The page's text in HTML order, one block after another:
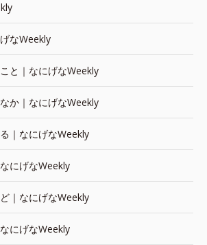
なWeekly
と｜なにげなWeekly
か｜なにげなWeekly
｜なにげなWeekly
にげなWeekly
｜なにげなWeekly
にげなWeekly